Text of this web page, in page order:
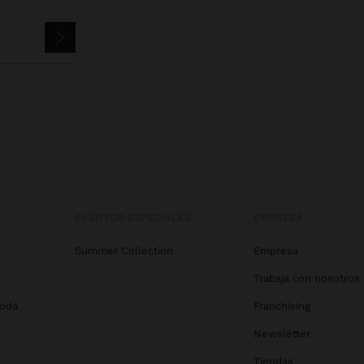
Summer Collection Empresa
Trabaja con nosotros
Franchising
Newsletter
Tiendas